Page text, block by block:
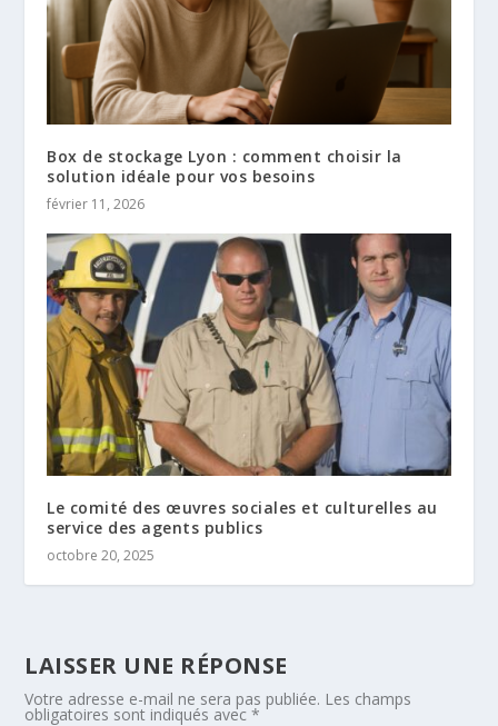
Box de stockage Lyon : comment choisir la
solution idéale pour vos besoins
février 11, 2026
Le comité des œuvres sociales et culturelles au
service des agents publics
octobre 20, 2025
LAISSER UNE RÉPONSE
Votre adresse e-mail ne sera pas publiée. Les champs
obligatoires sont indiqués avec*